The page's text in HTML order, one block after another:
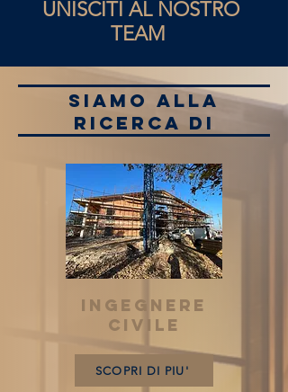
UNISCITI AL NOSTRO
TEAM
SIAMO ALLA
RICERCA DI
INGEGNERE
CIVILE
SCOPRI DI PIU'